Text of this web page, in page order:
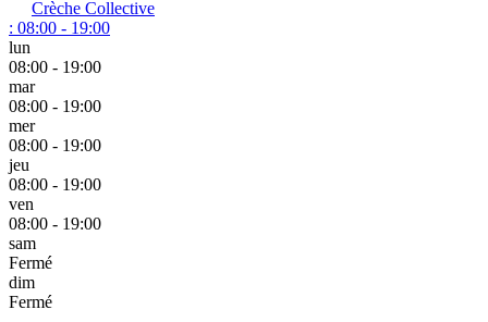
Crèche Collective
: 08:00 - 19:00
lun
08:00 - 19:00
mar
08:00 - 19:00
mer
08:00 - 19:00
jeu
08:00 - 19:00
ven
08:00 - 19:00
sam
Fermé
dim
Fermé